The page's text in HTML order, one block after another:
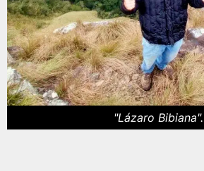
"Lázaro Bibiana".